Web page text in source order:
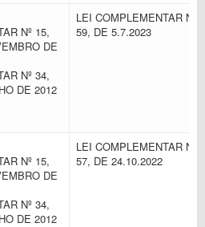
Nº 15,
DE
Nº 34,
DE 2012
LEI COMPLEMENTAR N.
59, DE 5.7.2023
Nº 15,
DE
Nº 34,
DE 2012
LEI COMPLEMENTAR N.
57, DE 24.10.2022